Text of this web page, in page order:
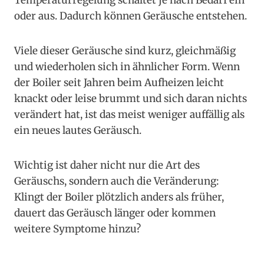
oder aus. Dadurch können Geräusche entstehen.
Viele dieser Geräusche sind kurz, gleichmäßig
und wiederholen sich in ähnlicher Form. Wenn
der Boiler seit Jahren beim Aufheizen leicht
knackt oder leise brummt und sich daran nichts
verändert hat, ist das meist weniger auffällig als
ein neues lautes Geräusch.
Wichtig ist daher nicht nur die Art des
Geräuschs, sondern auch die Veränderung:
Klingt der Boiler plötzlich anders als früher,
dauert das Geräusch länger oder kommen
weitere Symptome hinzu?